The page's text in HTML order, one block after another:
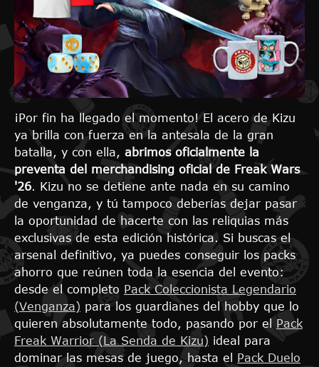
¡Por fin ha llegado el momento! El acero de Kizu
ya brilla con fuerza en la antesala de la gran
batalla, y con ella, abrimos oficialmente la
preventa del merchandising oficial de Freak Wars
'26. Kizu no se detiene ante nada en su camino
de venganza, y tú tampoco deberías dejar pasar
la oportunidad de hacerte con las reliquias más
exclusivas de esta edición histórica. Si buscas el
arsenal definitivo, ya puedes conseguir los packs
ahorro que reúnen toda la esencia del evento:
desde el completo Pack Coleccionista Legendario
(Venganza) para los guardianes del hobby que lo
quieren absolutamente todo, pasando por el Pack
Freak Warrior (La Senda de Kizu) ideal para
dominar las mesas de juego, hasta el Pack Duelo